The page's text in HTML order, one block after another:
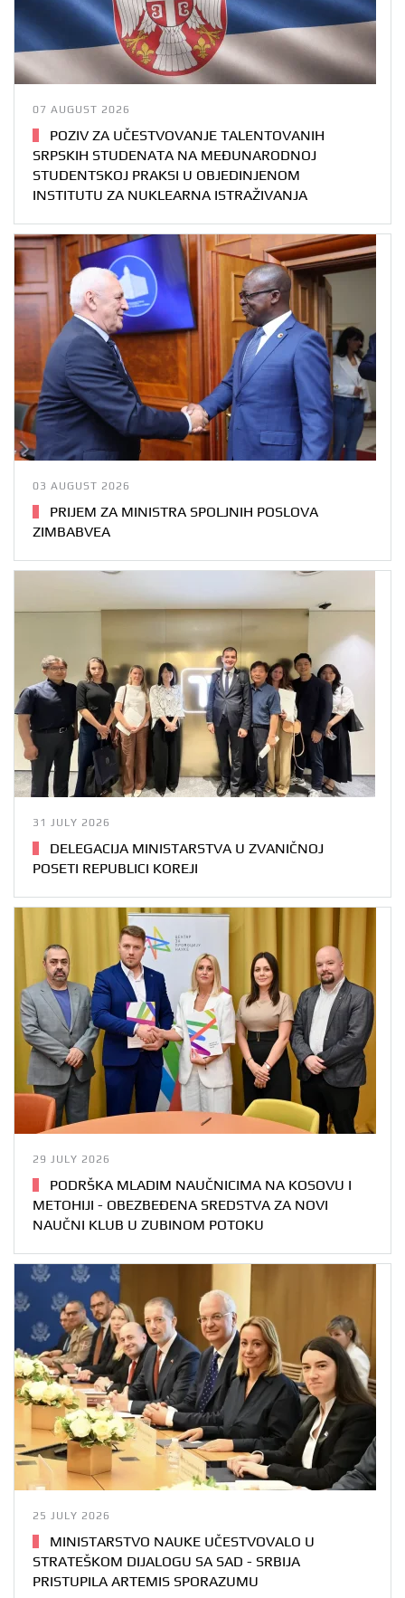
07 AUGUST 2026
POZIV ZA UČESTVOVANJE TALENTOVANIH
SRPSKIH STUDENATA NA MEĐUNARODNOJ
STUDENTSKOJ PRAKSI U OBJEDINJENOM
INSTITUTU ZA NUKLEARNA ISTRAŽIVANJA
03 AUGUST 2026
PRIJEM ZA MINISTRA SPOLJNIH POSLOVA
ZIMBABVEA
31 JULY 2026
DELEGACIJA MINISTARSTVA U ZVANIČNOJ
POSETI REPUBLICI KOREJI
29 JULY 2026
PODRŠKA MLADIM NAUČNICIMA NA KOSOVU I
METOHIJI - OBEZBEĐENA SREDSTVA ZA NOVI
NAUČNI KLUB U ZUBINOM POTOKU
25 JULY 2026
MINISTARSTVO NAUKE UČESTVOVALO U
STRATEŠKOM DIJALOGU SA SAD - SRBIJA
PRISTUPILA ARTEMIS SPORAZUMU